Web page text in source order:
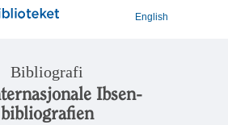
English
Bibliografi
Ibsen-
bibliografien